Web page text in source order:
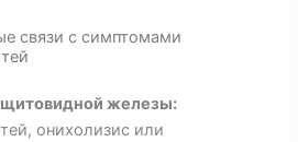
связи с симптомами
щитовидной железы:
онихолизис или